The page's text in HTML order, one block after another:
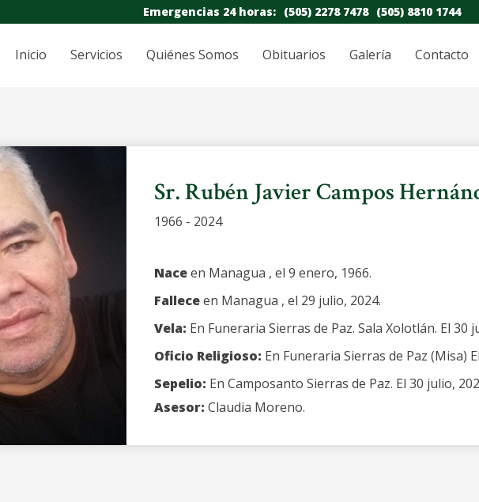
Emergencias 24 horas: (505) 2278 7478 (505) 8810 1744
Inicio Servicios Quiénes Somos Obituarios Galería Contacto
Sr. Rubén Javier Campos
1966 - 2024
Naceen Managua , el 9 enero, 1966.
Falleceen Managua , el 29 julio, 2024.
Vela: En Funeraria Sierras de Paz. Sala Xolotlán. El 30
Oficio Religioso: En Funeraria Sierras de Paz (Misa)
Sepelio: En Camposanto Sierras de Paz. El 30 julio,
Asesor: Claudia Moreno.